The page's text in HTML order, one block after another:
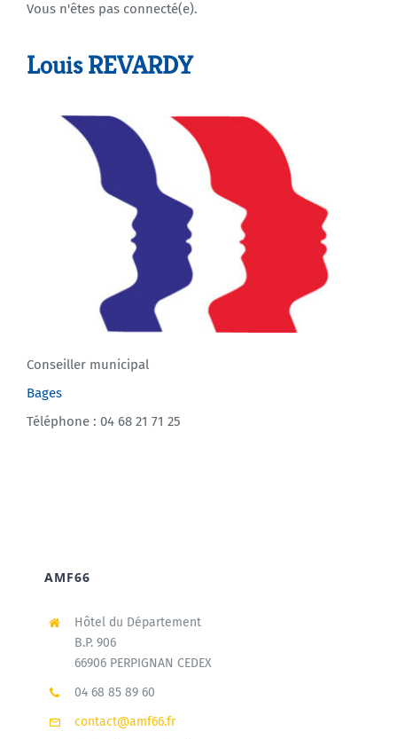
Agenda
Vous n'êtes pas connecté(e).
Louis REVARDY
Conseiller municipal
Bages
Téléphone : 04 68 21 71 25
AMF66
Hôtel du Département
B.P. 906
66906 PERPIGNAN CEDEX
04 68 85 89 60
contact@amf66.fr